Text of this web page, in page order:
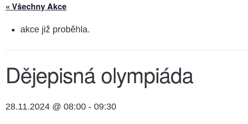
« Všechny Akce
akce již proběhla.
Dějepisná olympiáda
28.11.2024 @ 08:00 - 09:30